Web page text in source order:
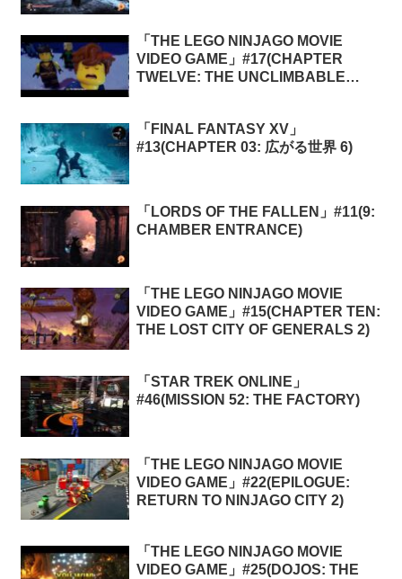
「THE LEGO NINJAGO MOVIE
VIDEO GAME」#17(CHAPTER
TWELVE: THE UNCLIMBABLE
「FINAL FANTASY XV」
#13(CHAPTER 03: 広がる世界 6)
「LORDS OF THE FALLEN」#11(9:
CHAMBER ENTRANCE)
「THE LEGO NINJAGO MOVIE
VIDEO GAME」#15(CHAPTER TEN:
THE LOST CITY OF GENERALS 2)
「STAR TREK ONLINE」
#46(MISSION 52: THE FACTORY)
「THE LEGO NINJAGO MOVIE
VIDEO GAME」#22(EPILOGUE:
RETURN TO NINJAGO CITY 2)
「THE LEGO NINJAGO MOVIE
VIDEO GAME」#25(DOJOS: THE